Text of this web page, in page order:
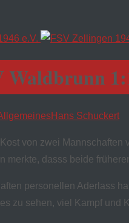
Waldbrunn
Hans Schuckert
von zwei Mannschaften
merkte, dasss beide
personellen Aderlass
zu sehen, viel Kampf und